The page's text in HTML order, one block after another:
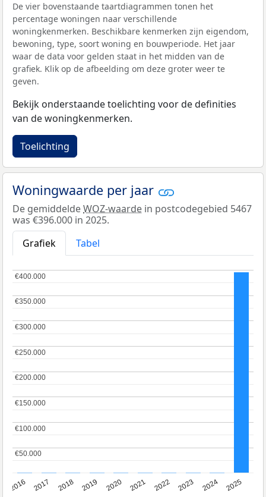
De vier bovenstaande taartdiagrammen tonen het
percentage woningen naar verschillende
woningkenmerken. Beschikbare kenmerken zijn eigendom,
bewoning, type, soort woning en bouwperiode. Het jaar
waar de data voor gelden staat in het midden van de
grafiek. Klik op de afbeelding om deze groter weer te
geven.
Bekijk onderstaande toelichting voor de definities
van de woningkenmerken.
Toelichting
Woningwaarde per jaar
De gemiddeldeWOZ-waarde in postcodegebied 5467
was €396.000 in 2025.
Grafiek
Tabel
2016 2017 2018 2019 2020 2021 2022 2023 2024 2025
€50.000
€50.000
€100.000
€100.000
€150.000
€150.000
€200.000
€200.000
€250.000
€250.000
€300.000
€300.000
€350.000
€350.000
€400.000
€400.000